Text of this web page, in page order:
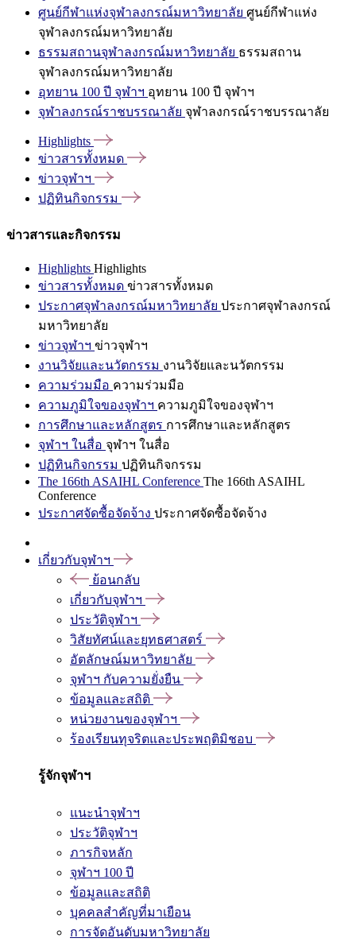
ศูนย์กีฬาแห่งจุฬาลงกรณ์มหาวิทยาลัย ศูนย์กีฬาแห่ง
จุฬาลงกรณ์มหาวิทยาลัย
ธรรมสถานจุฬาลงกรณ์มหาวิทยาลัย ธรรมสถาน
จุฬาลงกรณ์มหาวิทยาลัย
อุทยาน 100 ปี จุฬาฯ อุทยาน 100 ปี จุฬาฯ
จุฬาลงกรณ์ราชบรรณาลัย จุฬาลงกรณ์ราชบรรณาลัย
Highlights
ข่าวสารทั้งหมด
ข่าวจุฬาฯ
ปฏิทินกิจกรรม
ข่าวสารและกิจกรรม
Highlights Highlights
ข่าวสารทั้งหมด ข่าวสารทั้งหมด
ประกาศจุฬาลงกรณ์มหาวิทยาลัย ประกาศจุฬาลงกรณ์
มหาวิทยาลัย
ข่าวจุฬาฯ ข่าวจุฬาฯ
งานวิจัยและนวัตกรรม งานวิจัยและนวัตกรรม
ความร่วมมือ ความร่วมมือ
ความภูมิใจของจุฬาฯ ความภูมิใจของจุฬาฯ
การศึกษาและหลักสูตร การศึกษาและหลักสูตร
จุฬาฯ ในสื่อ จุฬาฯ ในสื่อ
ปฏิทินกิจกรรม ปฏิทินกิจกรรม
The 166th ASAIHL Conference The 166th ASAIHL
Conference
ประกาศจัดซื้อจัดจ้าง ประกาศจัดซื้อจัดจ้าง
เกี่ยวกับจุฬาฯ
ย้อนกลับ
เกี่ยวกับจุฬาฯ
ประวัติจุฬาฯ
วิสัยทัศน์และยุทธศาสตร์
อัตลักษณ์มหาวิทยาลัย
จุฬาฯ กับความยั่งยืน
ข้อมูลและสถิติ
หน่วยงานของจุฬาฯ
ร้องเรียนทุจริตและประพฤติมิชอบ
รู้จักจุฬาฯ
แนะนำจุฬาฯ
ประวัติจุฬาฯ
ภารกิจหลัก
จุฬาฯ 100 ปี
ข้อมูลและสถิติ
บุคคลสำคัญที่มาเยือน
การจัดอันดับมหาวิทยาลัย